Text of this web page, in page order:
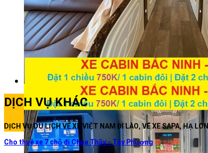
DỊCH VỤ KHÁC
DỊCH VỤ DU LỊCH VÉ XE VIỆT NAM ĐI LÀO, VÉ XE SAPA, HẠ
Cho thuê xe 7 chỗ đi Chùa Thầy - Tây Phương